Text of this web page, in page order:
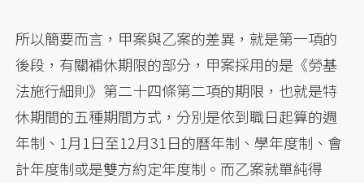
所以簡要而言，甲案與乙案的差異，就是第一項的
後段，有關補休期限的部分，甲案採用的是《勞基
法施行細則》第二十四條第二項的期限，也就是特
休期間的五種期間方式，分別是依到職日起算的週
年制、1月1日至12月31日的曆年制、學年度制、會
計年度制或是雙方約定年度制。而乙案就單純得